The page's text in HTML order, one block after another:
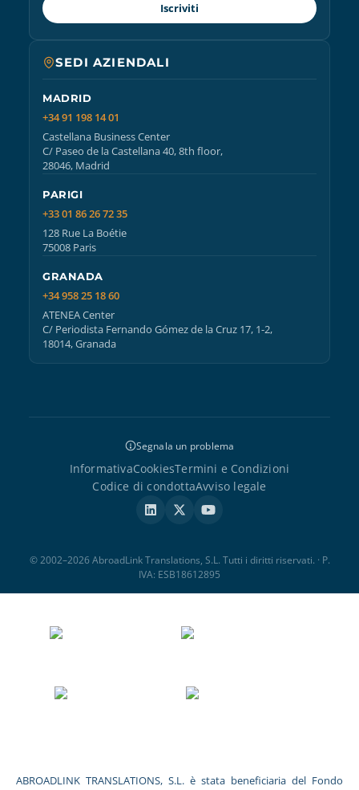
Iscriviti
SEDI AZIENDALI
MADRID
+34 91 198 14 01
Castellana Business Center
C/ Paseo de la Castellana 40, 8th floor,
28046, Madrid
PARIGI
+33 01 86 26 72 35
128 Rue La Boétie
75008 Paris
GRANADA
+34 958 25 18 60
ATENEA Center
C/ Periodista Fernando Gómez de la Cruz 17, 1-2,
18014, Granada
Segnala un problema
InformativaCookiesTermini e Condizioni
Codice di condottaAvviso legale
© 2002–2026 AbroadLink Translations, S.L. Tutti i diritti riservati. · P.
IVA: ESB18612895
ABROADLINK TRANSLATIONS, S.L. è stata beneficiaria del Fondo